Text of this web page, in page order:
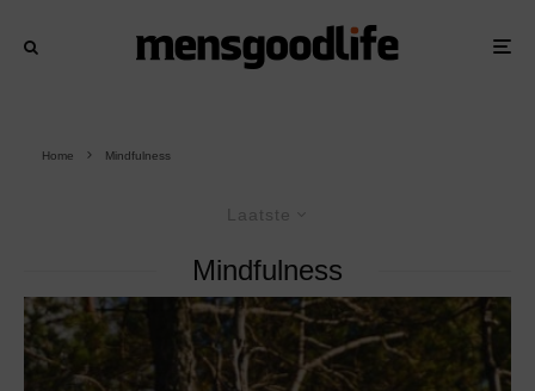
Home Mindfulness
Laatste
Mindfulness